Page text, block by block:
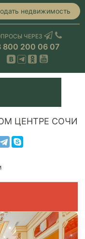
недвижимость
ЧЕРЕЗ
800 200 06 07
ЦЕНТРЕ СОЧИ